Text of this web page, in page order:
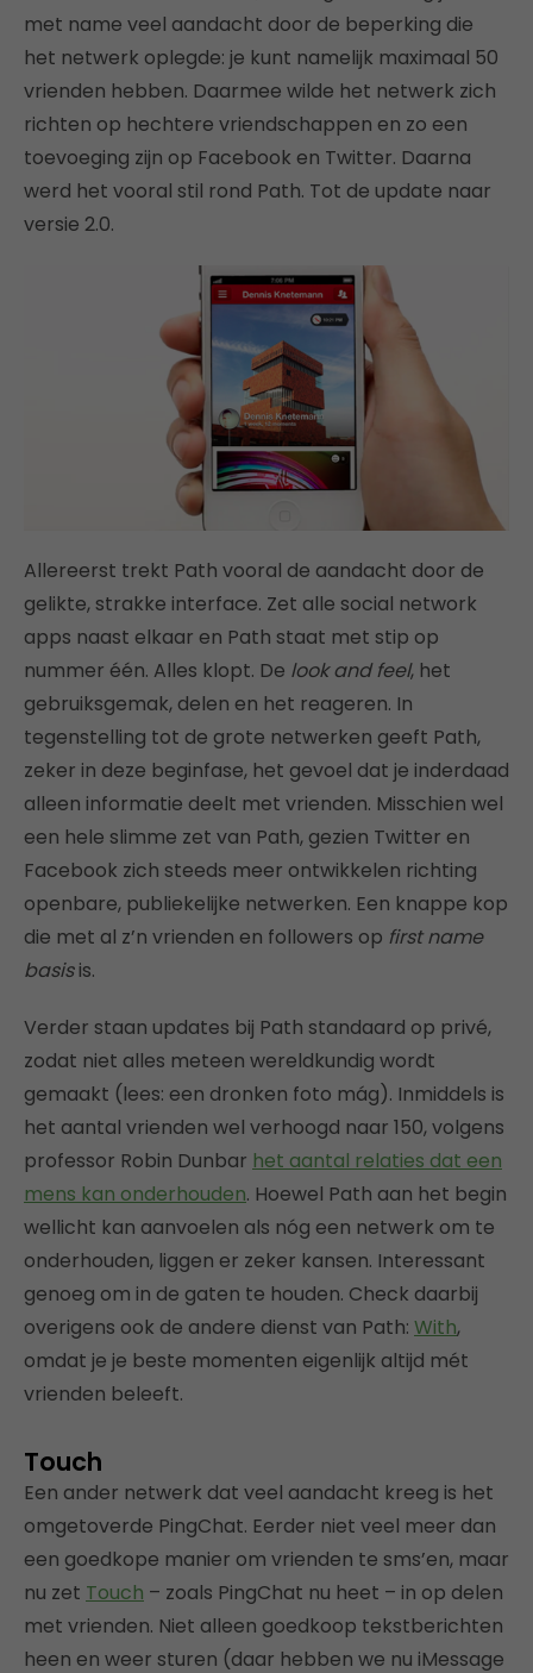
met name veel aandacht door de beperking die
het netwerk oplegde: je kunt namelijk maximaal 50
vrienden hebben. Daarmee wilde het netwerk zich
richten op hechtere vriendschappen en zo een
toevoeging zijn op Facebook en Twitter. Daarna
werd het vooral stil rond Path. Tot de update naar
versie 2.0.
Allereerst trekt Path vooral de aandacht door de
gelikte, strakke interface. Zet alle social network
apps naast elkaar en Path staat met stip op
nummer één. Alles klopt. De look and feel, het
gebruiksgemak, delen en het reageren. In
tegenstelling tot de grote netwerken geeft Path,
zeker in deze beginfase, het gevoel dat je inderdaad
alleen informatie deelt met vrienden. Misschien wel
een hele slimme zet van Path, gezien Twitter en
Facebook zich steeds meer ontwikkelen richting
openbare, publiekelijke netwerken. Een knappe kop
die met al z’n vrienden en followers op first name
basisis.
Verder staan updates bij Path standaard op privé,
zodat niet alles meteen wereldkundig wordt
gemaakt (lees: een dronken foto mág). Inmiddels is
het aantal vrienden wel verhoogd naar 150, volgens
professor Robin Dunbar het aantal relaties dat een
mens kan onderhouden. Hoewel Path aan het begin
wellicht kan aanvoelen als nóg een netwerk om te
onderhouden, liggen er zeker kansen. Interessant
genoeg om in de gaten te houden. Check daarbij
overigens ook de andere dienst van Path: With,
omdat je je beste momenten eigenlijk altijd mét
vrienden beleeft.
Touch
Een ander netwerk dat veel aandacht kreeg is het
omgetoverde PingChat. Eerder niet veel meer dan
een goedkope manier om vrienden te sms’en, maar
nu zet Touch – zoals PingChat nu heet – in op delen
met vrienden. Niet alleen goedkoop tekstberichten
heen en weer sturen (daar hebben we nu iMessage